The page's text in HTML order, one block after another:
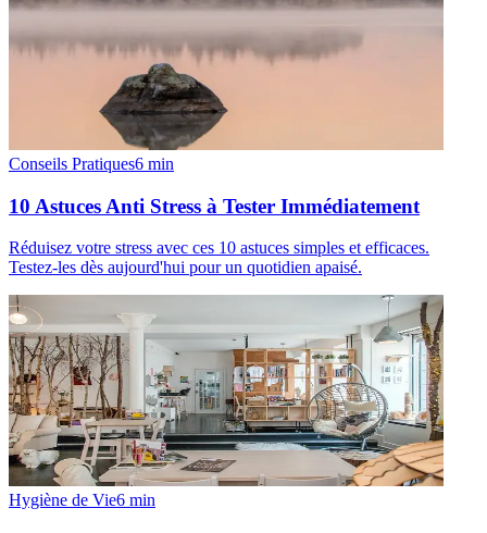
Conseils Pratiques6 min
10 Astuces Anti Stress à Tester Immédiatement
Réduisez votre stress avec ces 10 astuces simples et efficaces.
Testez-les dès aujourd'hui pour un quotidien apaisé.
Hygiène de Vie6 min